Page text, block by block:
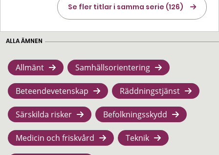
Se fler titlar i samma serie (126)
ALLA ÄMNEN
Allmänt Samhällsorientering
Beteendevetenskap Räddningstjänst
Särskilda risker Befolkningsskydd
Medicin och friskvård Teknik